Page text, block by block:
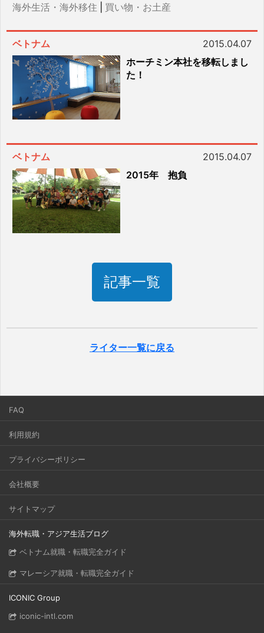
海外生活・海外移住 買い物・お土産
ベトナム
2015.04.07
ホーチミン本社を移転しまし
た！
ベトナム
2015.04.07
2015年 抱負
記事一覧
ライター一覧に戻る
FAQ
利用規約
プライバシーポリシー
会社概要
サイトマップ
海外転職・アジア生活ブログ
ベトナム就職・転職完全ガイド
マレーシア就職・転職完全ガイド
ICONIC Group
iconic-intl.com